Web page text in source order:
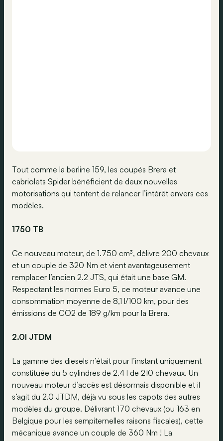
Tout comme la berline 159, les coupés Brera et
cabriolets Spider bénéficient de deux nouvelles
motorisations qui tentent de relancer l’intérêt envers ces
modèles.
1750 TB
Ce nouveau moteur, de 1.750 cm³, délivre 200 chevaux
et un couple de 320 Nm et vient avantageusement
remplacer l’ancien 2.2 JTS, qui était une base GM.
Respectant les normes Euro 5, ce moteur avance une
consommation moyenne de 8,1 l/100 km, pour des
émissions de CO2 de 189 g/km pour la Brera.
2.0l JTDM
La gamme des diesels n’était pour l’instant uniquement
constituée du 5 cylindres de 2.4 l de 210 chevaux. Un
nouveau moteur d’accès est désormais disponible et il
s’agit du 2.0 JTDM, déjà vu sous les capots des autres
modèles du groupe. Délivrant 170 chevaux (ou 163 en
Belgique pour les sempiternelles raisons fiscales), cette
mécanique avance un couple de 360 Nm ! La